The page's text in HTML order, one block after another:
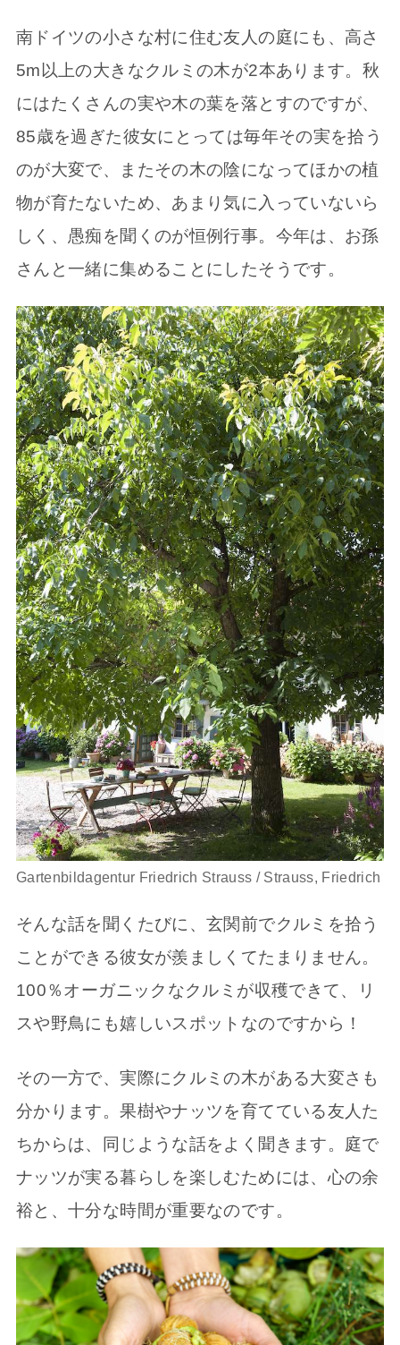
南ドイツの小さな村に住む友人の庭にも、高さ
5m以上の大きなクルミの木が2本あります。秋
にはたくさんの実や木の葉を落とすのですが、
85歳を過ぎた彼女にとっては毎年その実を拾う
のが大変で、またその木の陰になってほかの植
物が育たないため、あまり気に入っていないら
しく、愚痴を聞くのが恒例行事。今年は、お孫
さんと一緒に集めることにしたそうです。
Gartenbildagentur Friedrich Strauss / Strauss, Friedrich
そんな話を聞くたびに、玄関前でクルミを拾う
ことができる彼女が羨ましくてたまりません。
100％オーガニックなクルミが収穫できて、リ
スや野鳥にも嬉しいスポットなのですから！
その一方で、実際にクルミの木がある大変さも
分かります。果樹やナッツを育てている友人た
ちからは、同じような話をよく聞きます。庭で
ナッツが実る暮らしを楽しむためには、心の余
裕と、十分な時間が重要なのです。